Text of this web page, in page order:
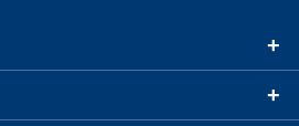
+
+